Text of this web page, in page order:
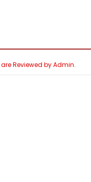
Reviewed by Admin.